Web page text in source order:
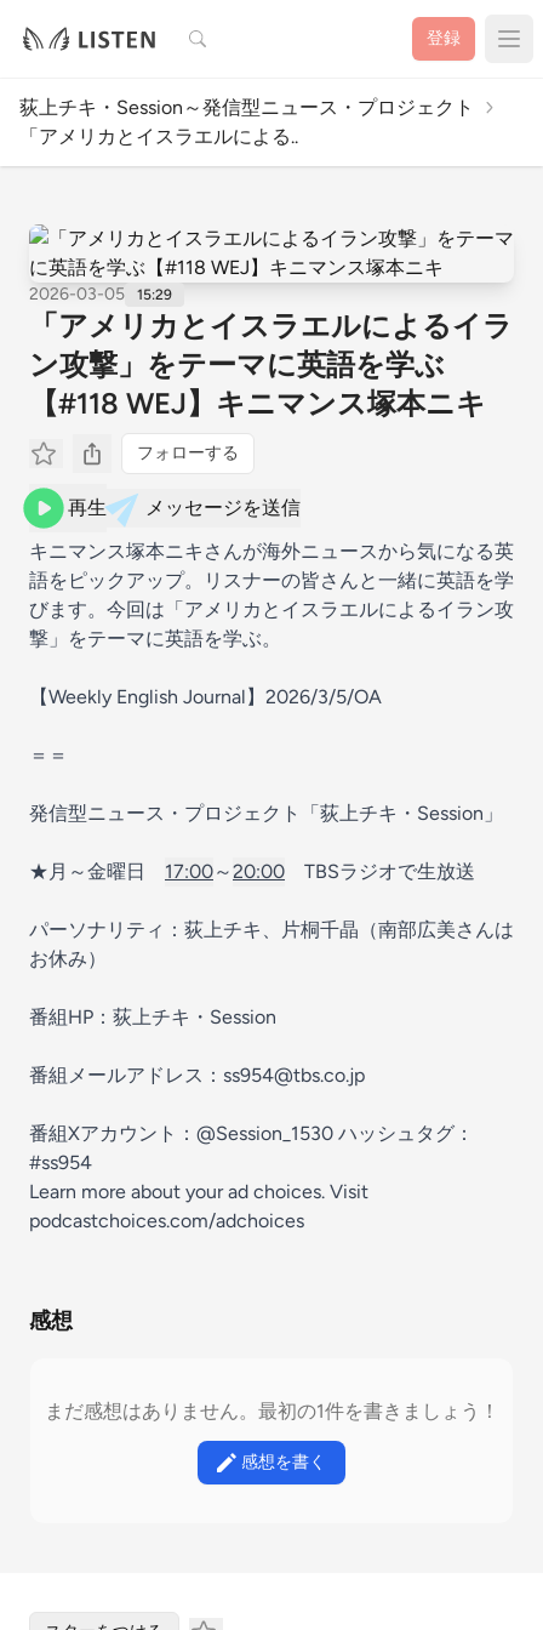
検索 登録
荻上チキ・Session～発信型ニュース・プロジェクト
「アメリカとイスラエルによる..
2026-03-05 15:29
「アメリカとイスラエルによるイラ
ン攻撃」をテーマに英語を学ぶ
【#118 WEJ】キニマンス塚本ニキ
フォローする
再生
メッセージを送信
キニマンス塚本ニキさんが海外ニュースから気になる英
語をピックアップ。リスナーの皆さんと一緒に英語を学
びます。今回は「アメリカとイスラエルによるイラン攻
撃」をテーマに英語を学ぶ。
【Weekly English Journal】2026/3/5/OA
＝＝
発信型ニュース・プロジェクト「荻上チキ・Session」
★月～金曜日 17:00～20:00 TBSラジオで生放送
パーソナリティ：荻上チキ、片桐千晶（南部広美さんは
お休み）
番組HP：⁠⁠⁠⁠⁠⁠⁠⁠⁠⁠⁠⁠⁠⁠⁠⁠⁠⁠⁠⁠⁠⁠⁠⁠⁠⁠⁠⁠⁠⁠⁠⁠荻上チキ・Session⁠⁠⁠⁠⁠⁠⁠⁠⁠⁠⁠⁠⁠⁠⁠⁠⁠⁠⁠⁠⁠⁠⁠⁠⁠⁠⁠⁠⁠⁠⁠⁠
番組メールアドレス：⁠⁠ss954@tbs.co.jp⁠⁠
番組Xアカウント：⁠⁠⁠⁠⁠⁠⁠⁠⁠⁠⁠⁠⁠⁠⁠⁠⁠⁠⁠⁠⁠⁠⁠⁠⁠⁠⁠⁠⁠⁠⁠⁠@Session_1530⁠⁠⁠⁠⁠⁠⁠⁠⁠⁠⁠⁠⁠⁠⁠⁠⁠⁠⁠⁠⁠⁠⁠⁠⁠⁠⁠⁠⁠⁠⁠⁠ ハッシュタグ：⁠⁠⁠⁠⁠⁠⁠⁠⁠⁠⁠⁠⁠⁠⁠⁠⁠⁠⁠⁠⁠⁠⁠⁠⁠⁠⁠⁠⁠
⁠⁠⁠#ss954⁠⁠⁠⁠⁠⁠⁠⁠⁠⁠⁠⁠⁠⁠⁠⁠⁠⁠⁠⁠⁠⁠⁠⁠⁠
Learn more about your ad choices. Visit
podcastchoices.com/adchoices
感想
まだ感想はありません。最初の1件を書きましょう！
感想を書く